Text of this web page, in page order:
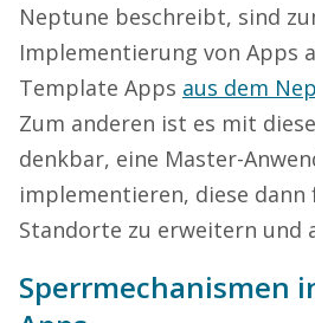
Neptune beschreibt, sind
Implementierung von Apps
Template Apps aus dem
Zum anderen ist es mit
denkbar, eine Master-
implementieren, diese dann
Standorte zu erweitern und
Sperrmechanismen